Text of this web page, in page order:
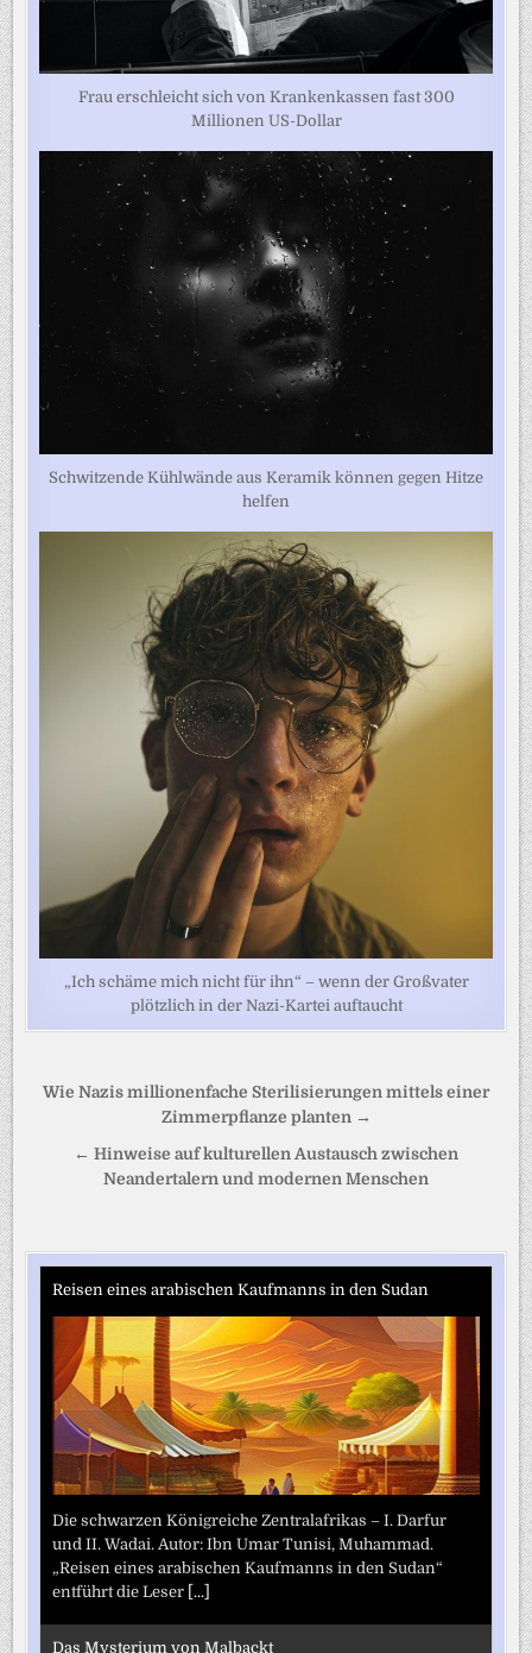
Frau erschleicht sich von Krankenkassen fast 300
Millionen US-Dollar
Schwitzende Kühlwände aus Keramik können gegen Hitze
helfen
„Ich schäme mich nicht für ihn“ – wenn der Großvater
plötzlich in der Nazi-Kartei auftaucht
Beitragsnavigation
Wie Nazis millionenfache Sterilisierungen mittels einer
Zimmerpflanze planten →
← Hinweise auf kulturellen Austausch zwischen
Neandertalern und modernen Menschen
Reisen eines arabischen Kaufmanns in den Sudan
Die schwarzen Königreiche Zentralafrikas – I. Darfur
und II. Wadai. Autor: Ibn Umar Tunisi, Muhammad.
„Reisen eines arabischen Kaufmanns in den Sudan“
entführt die Leser [...]
Das Mysterium von Malbackt